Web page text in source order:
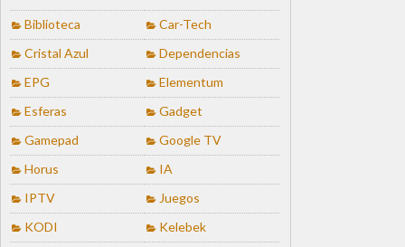
Biblioteca
Car-Tech
Cristal Azul
Dependencias
EPG
Elementum
Esferas
Gadget
Gamepad
Google TV
Horus
IA
IPTV
Juegos
KODI
Kelebek